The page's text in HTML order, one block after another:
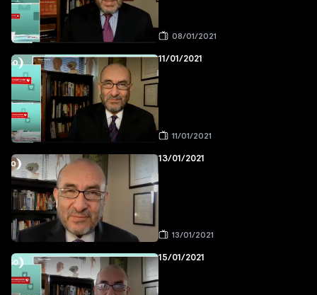
08/01/2021
11/01/2021
11/01/2021
13/01/2021
13/01/2021
15/01/2021